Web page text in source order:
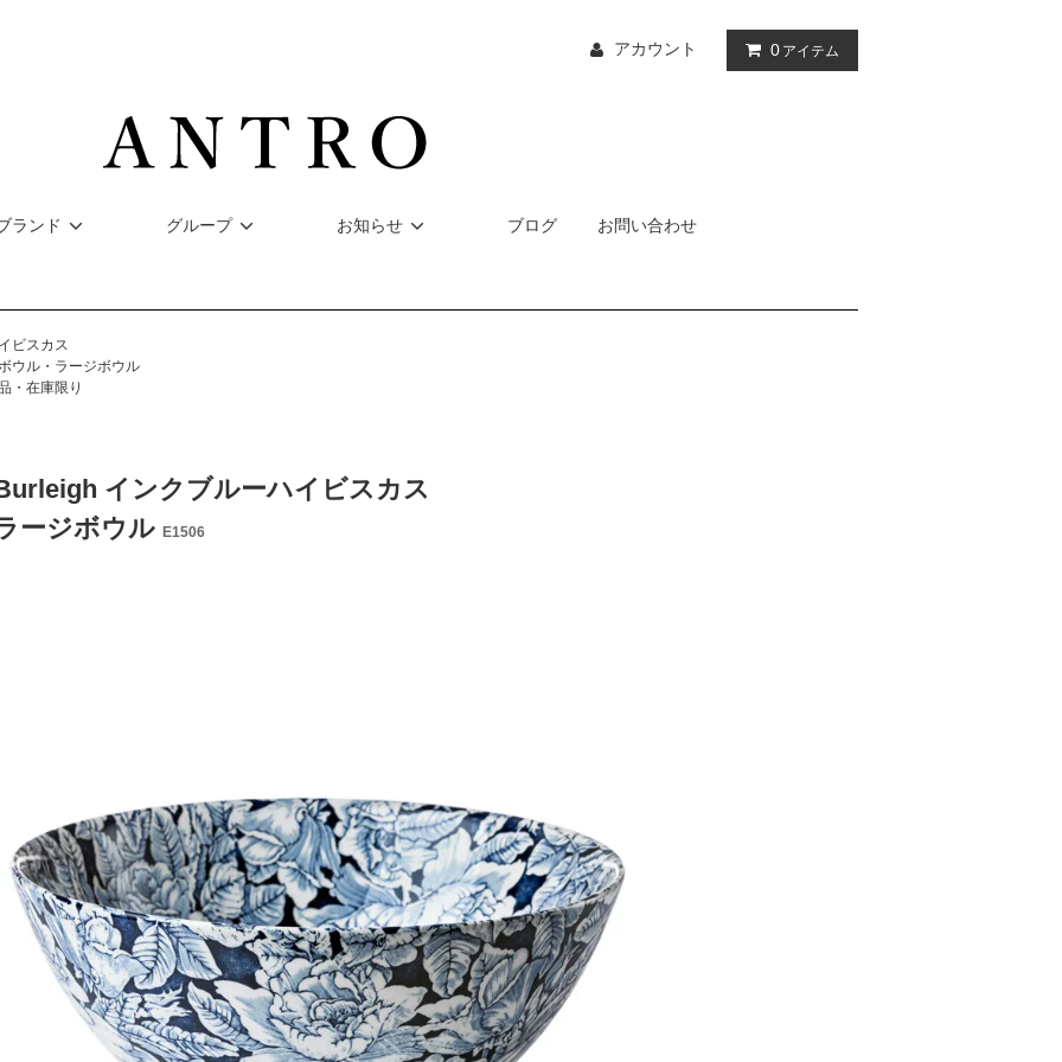
アカウント 0 アイテム
ランド グループ お知らせ ブログ お問い合わせ
ビスカス
ウル・ラージボウル
・在庫限り
インクブルーハイビスカス
ージボウル E1506